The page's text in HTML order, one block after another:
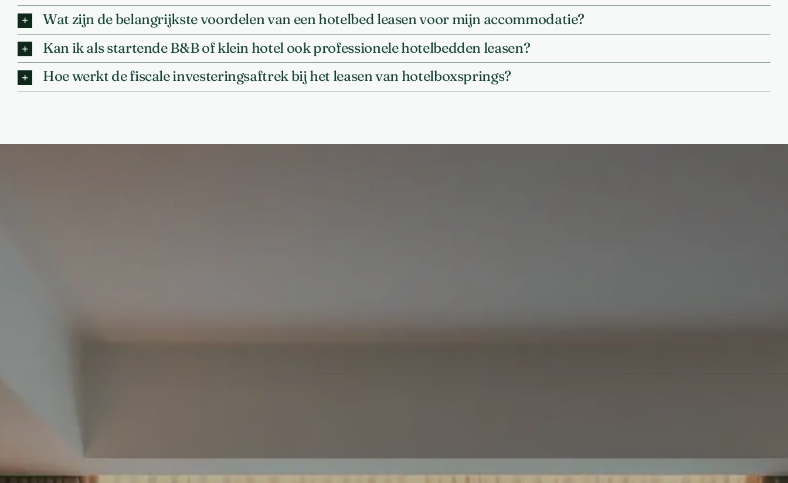
Wat zijn de belangrijkste voordelen van een hotelbed leasen voor mijn accommodatie?
Kan ik als startende B&B of klein hotel ook professionele hotelbedden leasen?
Hoe werkt de fiscale investeringsaftrek bij het leasen van hotelboxsprings?